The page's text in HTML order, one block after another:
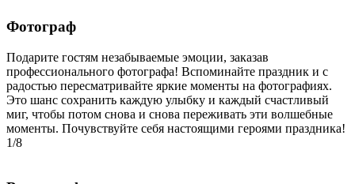
Фотограф
Подарите гостям незабываемые эмоции, заказав
профессионального фотографа! Вспоминайте праздник и с
радостью пересматривайте яркие моменты на фотографиях.
Это шанс сохранить каждую улыбку и каждый счастливый
миг, чтобы потом снова и снова переживать эти волшебные
моменты. Почувствуйте себя настоящими героями праздника!
1/8